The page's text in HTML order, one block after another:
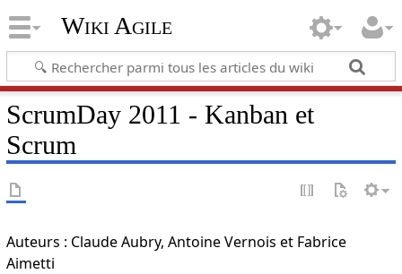
Wiki Agile
ScrumDay 2011 - Kanban et
Scrum
Auteurs : Claude Aubry, Antoine Vernois et Fabrice
Aimetti